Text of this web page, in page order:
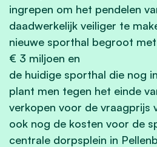
ingrepen om het pendelen
daadwerkelijk veiliger te
nieuwe sporthal begroot
€ 3 miljoen en
de huidige sporthal die nog
plant men tegen het einde
verkopen voor de vraagprijs
ook nog de kosten voor de
centrale dorpsplein in